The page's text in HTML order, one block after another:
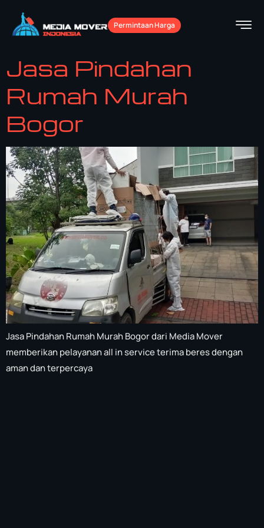
Permintaan Harga
Jasa Pindahan
Rumah Murah
Bogor
Jasa Pindahan Rumah Murah Bogor dari Media Mover
memberikan pelayanan all in service terima beres dengan
aman dan terpercaya